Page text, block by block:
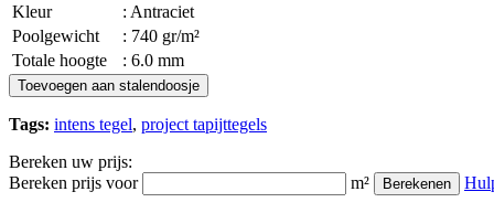
Kleur
: Antraciet
Poolgewicht
: 740 gr/m²
Totale hoogte
: 6.0 mm
Toevoegen aan stalendoosje
Tags: intens tegel, project tapijttegels
Bereken uw prijs:
Bereken prijs voor
m² Berekenen